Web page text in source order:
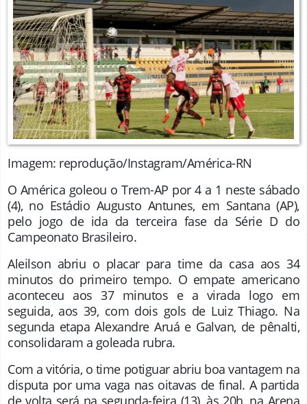
Imagem: reprodução/Instagram/América-RN
O América goleou o Trem-AP por 4 a 1 neste sábado
(4), no Estádio Augusto Antunes, em Santana (AP),
pelo jogo de ida da terceira fase da Série D do
Campeonato Brasileiro.
Aleilson abriu o placar para time da casa aos 34
minutos do primeiro tempo. O empate americano
aconteceu aos 37 minutos e a virada logo em
seguida, aos 39, com dois gols de Luiz Thiago. Na
segunda etapa Alexandre Aruá e Galvan, de pênalti,
consolidaram a goleada rubra.
Com a vitória, o time potiguar abriu boa vantagem na
disputa por uma vaga nas oitavas de final. A partida